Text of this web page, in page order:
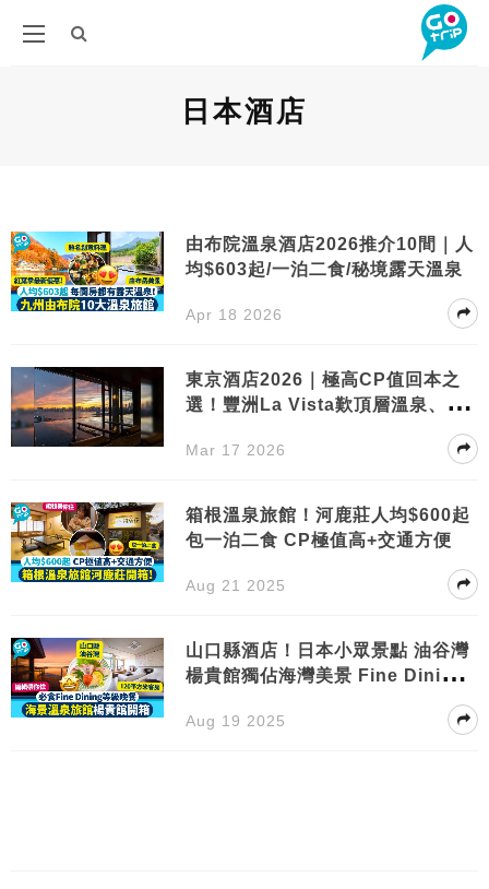
日本酒店
由布院溫泉酒店2026推介10間｜人
均$603起/一泊二食/秘境露天溫泉
Apr 18 2026
東京酒店2026｜極高CP值回本之
選！豐洲La Vista歎頂層溫泉、狂
Mar 17 2026
箱根溫泉旅館！河鹿莊人均$600起
包一泊二食 CP極值高+交通方便
Aug 21 2025
山口縣酒店！日本小眾景點 油谷灣
楊貴館獨佔海灣美景 Fine Dining
Aug 19 2025